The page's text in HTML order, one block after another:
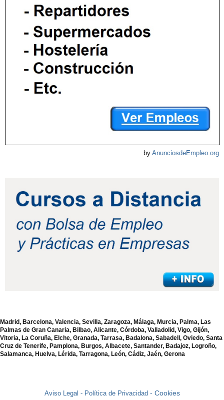
by AnunciosdeEmpleo.org
Madrid, Barcelona, Valencia, Sevilla, Zaragoza, Málaga, Murcia, Palma, Las
Palmas de Gran Canaria, Bilbao, Alicante, Córdoba, Valladolid, Vigo, Gijón,
Vitoria, La Coruña, Elche, Granada, Tarrasa, Badalona, Sabadell, Oviedo, Santa
Cruz de Tenerife, Pamplona, Burgos, Albacete, Santander, Badajoz, Logroño,
Salamanca, Huelva, Lérida, Tarragona, León, Cádiz, Jaén, Gerona
Aviso Legal - Política de Privacidad - Cookies